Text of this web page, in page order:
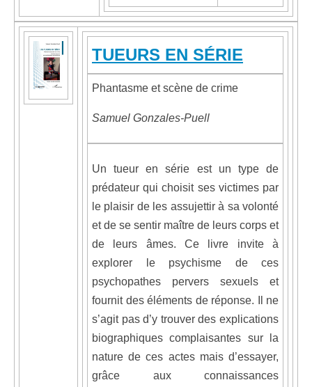
TUEURS EN SÉRIE
Phantasme et scène de crime
Samuel Gonzales-Puell
Un tueur en série est un type de
prédateur qui choisit ses victimes par
le plaisir de les assujettir à sa volonté
et de se sentir maître de leurs corps et
de leurs âmes. Ce livre invite à
explorer le psychisme de ces
psychopathes pervers sexuels et
fournit des éléments de réponse. Il ne
s’agit pas d’y trouver des explications
biographiques complaisantes sur la
nature de ces actes mais d’essayer,
grâce aux connaissances